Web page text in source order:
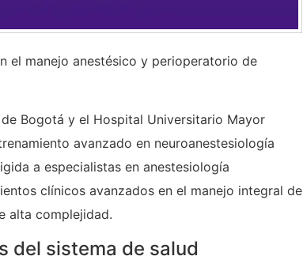
el manejo anestésico y perioperatorio de
Bogotá y el Hospital Universitario Mayor
avanzado en neuroanestesiología
a especialistas en anestesiología
clínicos avanzados en el manejo integral de
alta complejidad.
del sistema de salud